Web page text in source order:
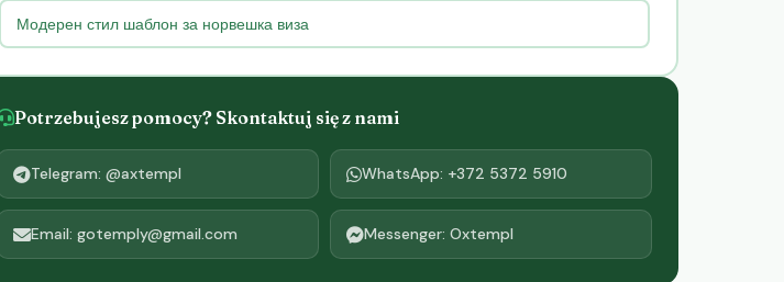
Модерен стил шаблон за норвешка виза
Potrzebujesz pomocy? Skontaktuj się z nami
Telegram: @axtempl WhatsApp: +372 5372 5910
Email: gotemply@gmail.com Messenger: Oxtempl